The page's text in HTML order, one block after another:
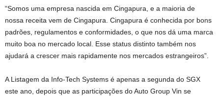
“Somos uma empresa nascida em Cingapura, e a maioria de
nossa receita vem de Cingapura. Cingapura é conhecida por bons
padrões, regulamentos e conformidades, o que nos dá uma marca
muito boa no mercado local. Esse status distinto também nos
ajudará a crescer mais rapidamente nos mercados estrangeiros”.
A Listagem da Info-Tech Systems é apenas a segunda do SGX
este ano, depois que as participações do Auto Group Vin se